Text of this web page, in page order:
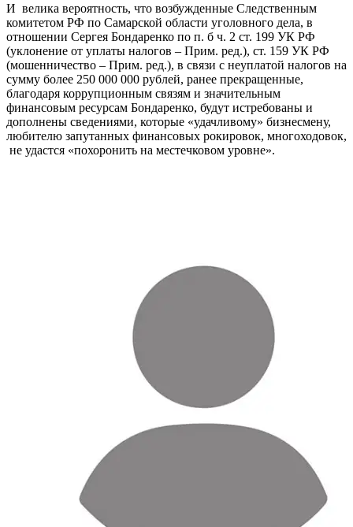
И велика вероятность, что возбужденные Следственным
комитетом РФ по Самарской области уголовного дела, в
отношении Сергея Бондаренко по п. б ч. 2 ст. 199 УК РФ
(уклонение от уплаты налогов – Прим. ред.), ст. 159 УК РФ
(мошенничество – Прим. ред.), в связи с неуплатой налогов на
сумму более 250 000 000 рублей, ранее прекращенные,
благодаря коррупционным связям и значительным
финансовым ресурсам Бондаренко, будут истребованы и
дополнены сведениями, которые «удачливому» бизнесмену,
любителю запутанных финансовых рокировок, многоходовок,
не удастся «похоронить на местечковом уровне».